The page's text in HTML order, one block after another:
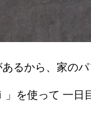
あるから、家の
」を使って 一